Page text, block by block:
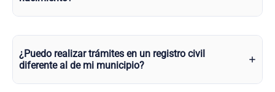
¿Puedo realizar trámites en un registro civil
diferente al de mi municipio?